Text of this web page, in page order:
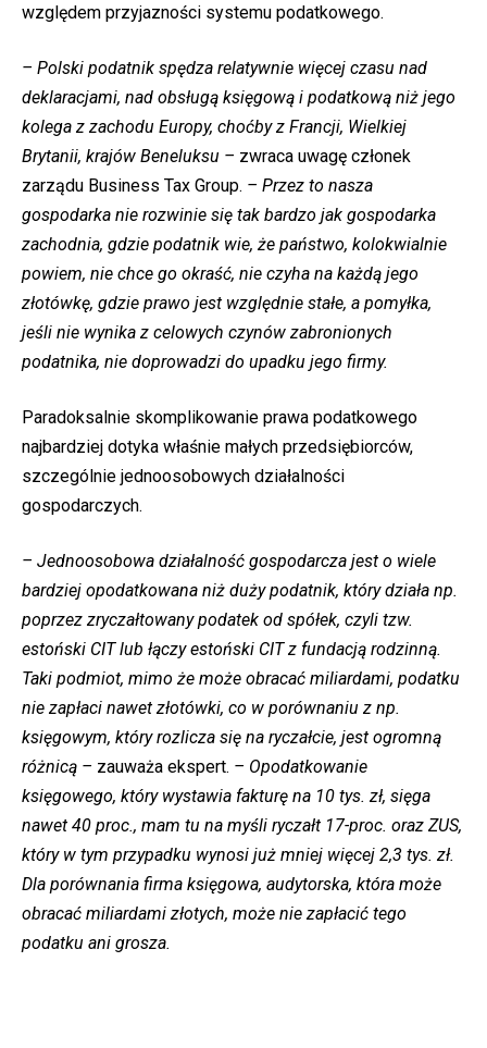
względem przyjazności systemu podatkowego.
– Polski podatnik spędza relatywnie więcej czasu nad
deklaracjami, nad obsługą księgową i podatkową niż jego
kolega z zachodu Europy, choćby z Francji, Wielkiej
Brytanii, krajów Beneluksu – zwraca uwagę członek
zarządu Business Tax Group. – Przez to nasza
gospodarka nie rozwinie się tak bardzo jak gospodarka
zachodnia, gdzie podatnik wie, że państwo, kolokwialnie
powiem, nie chce go okraść, nie czyha na każdą jego
złotówkę, gdzie prawo jest względnie stałe, a pomyłka,
jeśli nie wynika z celowych czynów zabronionych
podatnika, nie doprowadzi do upadku jego firmy.
Paradoksalnie skomplikowanie prawa podatkowego
najbardziej dotyka właśnie małych przedsiębiorców,
szczególnie jednoosobowych działalności
gospodarczych.
– Jednoosobowa działalność gospodarcza jest o wiele
bardziej opodatkowana niż duży podatnik, który działa np.
poprzez zryczałtowany podatek od spółek, czyli tzw.
estoński CIT lub łączy estoński CIT z fundacją rodzinną.
Taki podmiot, mimo że może obracać miliardami, podatku
nie zapłaci nawet złotówki, co w porównaniu z np.
księgowym, który rozlicza się na ryczałcie, jest ogromną
różnicą – zauważa ekspert. – Opodatkowanie
księgowego, który wystawia fakturę na 10 tys. zł, sięga
nawet 40 proc., mam tu na myśli ryczałt 17-proc. oraz ZUS,
który w tym przypadku wynosi już mniej więcej 2,3 tys. zł.
Dla porównania firma księgowa, audytorska, która może
obracać miliardami złotych, może nie zapłacić tego
podatku ani grosza.